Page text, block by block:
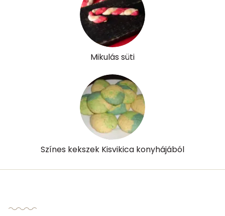
Mikulás süti
Színes kekszek Kisvikica konyhájából